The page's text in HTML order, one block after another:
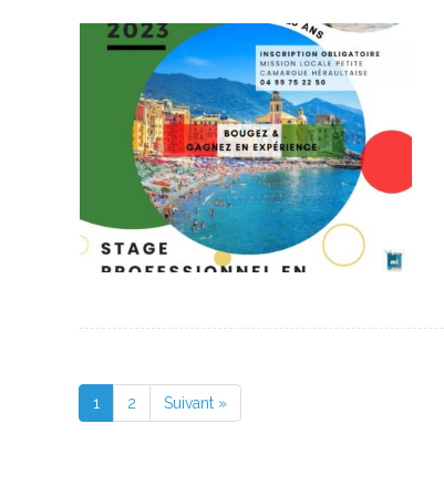
Page
1 Page
2 Suivant »